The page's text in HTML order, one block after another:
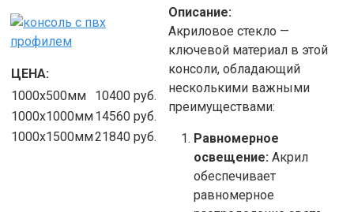
ЦЕНА:
1000х500мм
10400 руб.
1000х1000мм14560 руб.
1000х1500мм21840 руб.
Описание:
Акриловое стекло —
ключевой материал в этой
консоли, обладающий
несколькими важными
преимуществами:
Равномерное
освещение: Акрил
обеспечивает
равномерное